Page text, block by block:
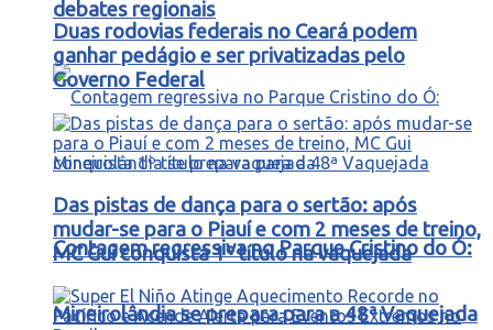
debates regionais
Contagem regressiva no Parque Cristino do Ó:
Mineirolândia se prepara para a 48ª Vaquejada
Duas rodovias federais no Ceará podem
ganhar pedágio e ser privatizadas pelo
Governo Federal
Das pistas de dança para o sertão: após
mudar-se para o Piauí e com 2 meses de treino,
MC Gui conquista 1º título na vaquejada